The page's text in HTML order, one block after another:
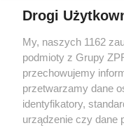
Drogi
My, naszych 1162
podmioty z Grupy
przechowujemy
przetwarzamy dane
identyfikatory,
urządzenie czy dane